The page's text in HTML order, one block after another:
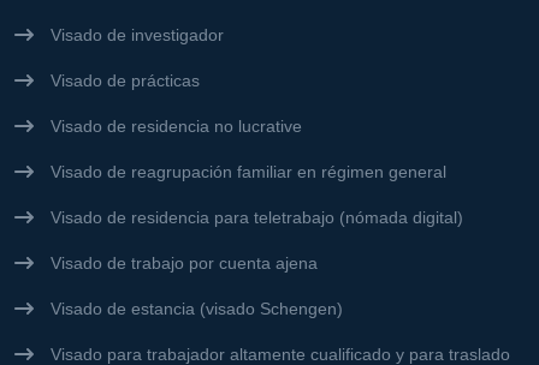
Visado de investigador
Visado de prácticas
Visado de residencia no lucrative
Visado de reagrupación familiar en régimen general
Visado de residencia para teletrabajo (nómada digital)
Visado de trabajo por cuenta ajena
Visado de estancia (visado Schengen)
Visado para trabajador altamente cualificado y para traslado